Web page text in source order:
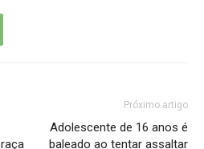
Próximo artigo
Adolescente de 16 anos é
baleado ao tentar assaltar